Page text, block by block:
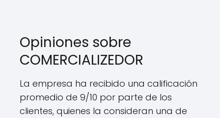
Opiniones sobre
COMERCIALIZEDOR
La empresa ha recibido una calificación
promedio de 9/10 por parte de los
clientes, quienes la consideran una de